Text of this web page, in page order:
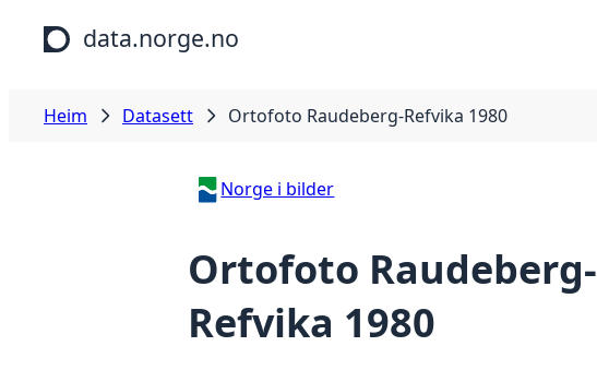
Hopp til hovudinnhald
data.norge.no
Heim Datasett Ortofoto Raudeberg-Refvika 1980
Norge i bilder
Ortofoto Raudeberg-
Refvika 1980